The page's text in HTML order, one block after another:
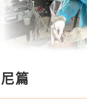
篇